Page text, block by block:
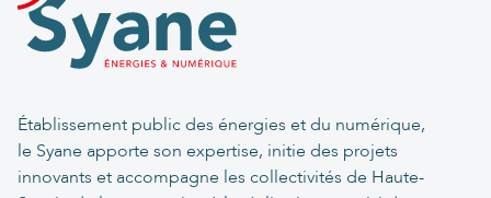
Établissement public des énergies et du numérique,
le Syane apporte son expertise, initie des projets
innovants et accompagne les collectivités de Haute-